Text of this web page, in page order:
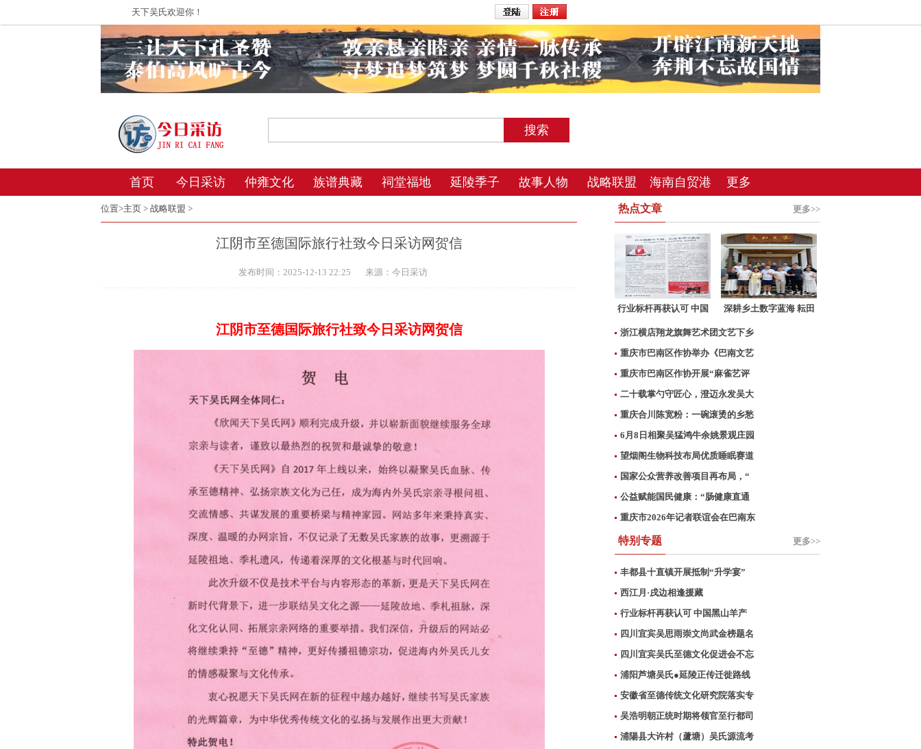
天下吴氏欢迎你！
2026年8月6日 7:06 星期四 农历丙午年(马) 五月初一 辰时
首页 今日采访 仲雍文化 族谱典藏 祠堂福地 延陵季子 故事人物 战略联盟
海南自贸港
更多
位置>主页 > 战略联盟 >
江阴市至德国际旅行社致今日采访网贺信
发布时间：2025-12-13 22:25 来源：今日采访
江阴市至德国际旅行社致今日采访网贺信
热点文章 更多>>
行业标杆再获认可 中国
黑
深耕乡土数字蓝海 耘田
浙江横店翔龙旗舞艺术团文艺下乡
重庆市巴南区作协举办《巴南文艺
重庆市巴南区作协开展“麻雀艺评
二十载掌勺守匠心，澄迈永发吴大
重庆合川陈宽粉：一碗滚烫的乡愁
6月8日相聚吴猛鸿牛余姚景观庄园
望烟阁生物科技布局优质睡眠赛道
国家公众营养改善项目再布局，“
公益赋能国民健康：“肠健康直通
重庆市2026年记者联谊会在巴南东
特别专题 更多>>
丰都县十直镇开展抵制“升学宴”
西江月·戌边相逢援藏
行业标杆再获认可 中国黑山羊产
四川宜宾吴思雨崇文尚武金榜题名
四川宜宾吴氏至德文化促进会不忘
浦阳芦塘吴氏●延陵正传迁徙路线
安徽省至德传统文化研究院落实专
吴浩明朝正统时期将领官至行都司
浦陽县大许村（蘆塘）吴氏源流考